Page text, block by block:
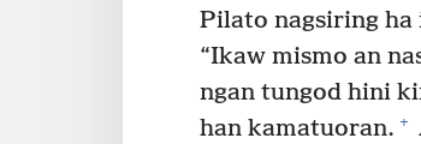
Pilato nagsiring ha
“Ikaw mismo an
ngan tungod hini
han kamatuoran. +